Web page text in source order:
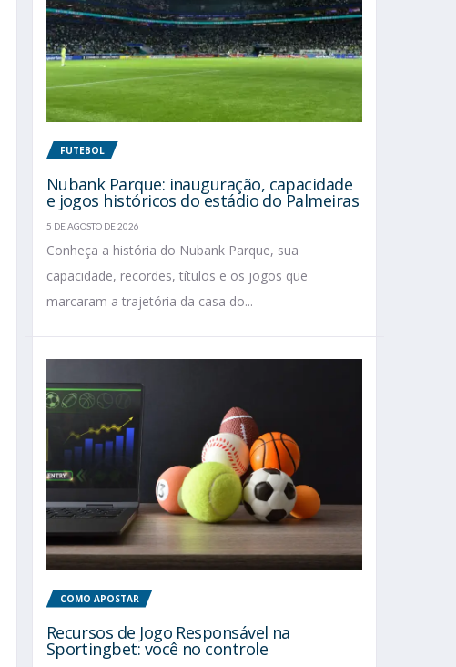
FUTEBOL
Nubank Parque: inauguração, capacidade
e jogos históricos do estádio do Palmeiras
5 DE AGOSTO DE 2026
Conheça a história do Nubank Parque, sua
capacidade, recordes, títulos e os jogos que
marcaram a trajetória da casa do...
COMO APOSTAR
Recursos de Jogo Responsável na
Sportingbet: você no controle